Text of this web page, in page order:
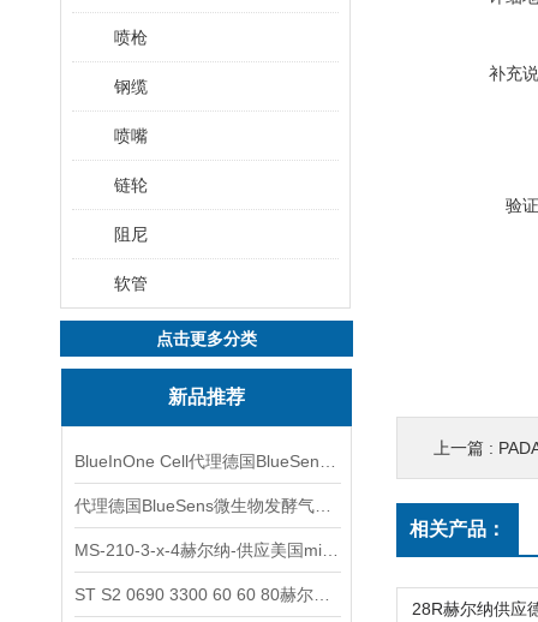
喷枪
钢缆
喷嘴
链轮
阻尼
软管
点击更多分类
新品推荐
补充
验
上一篇 :
相关产品：